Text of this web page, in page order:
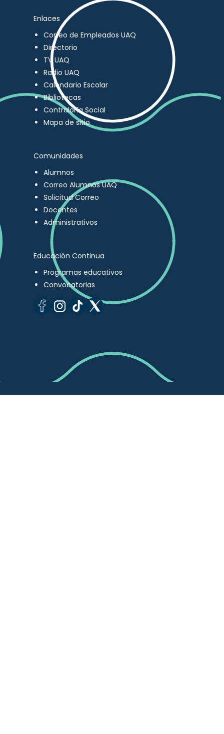
Enlaces
Correo de Empleados UAQ
Directorio
TV UAQ
Radio UAQ
Calendario Escolar
Bibliotecas
Contraloría Social
Mapa de sitio
Comunidades
Alumnos
Correo Alumnos UAQ
Solicitud Correo
Docentes
Administrativos
Educación Continua
Programas educativos
Convocatorias